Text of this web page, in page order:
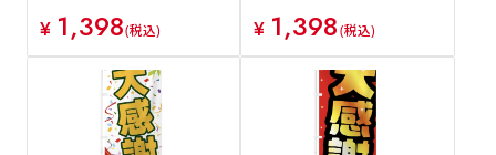
¥ 1,398(税込) ¥ 1,398(税込)